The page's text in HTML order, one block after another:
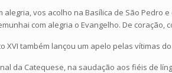
alegria, vos acolho na Basílica de São Pedro
com alegria o Evangelho. De coração,
XVI também lançou um apelo pelas vítimas
da Catequese, na saudação aos fiéis de